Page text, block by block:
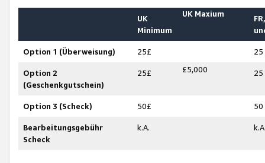
UK
Minimum
UK Maxium
Option 1 (Überweisung) 25£ 25
Option 2
(Geschenkgutschein)
25£ £5,000 25
Option 3 (Scheck) 50£ 50
Bearbeitungsgebühr
Scheck
k.A.